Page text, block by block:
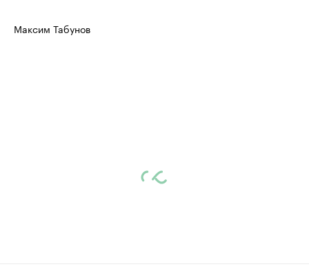
Максим Табунов